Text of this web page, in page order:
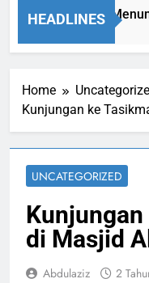
HEADLINES
8 Jam Ago
Home
Kunjungan ke
UNCATEGORIZED
di Masjid
Abdulaziz 2